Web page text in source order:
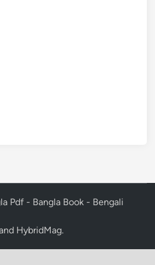
Pdf - Bangla Book - Bengali
HybridMag.